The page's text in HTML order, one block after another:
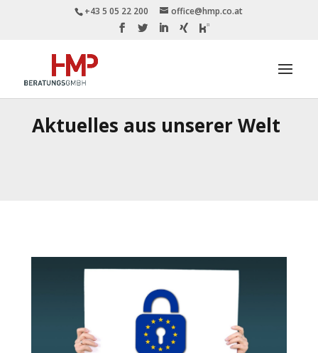
+43 5 05 22 200 office@hmp.co.at
Aktuelles aus unserer Welt